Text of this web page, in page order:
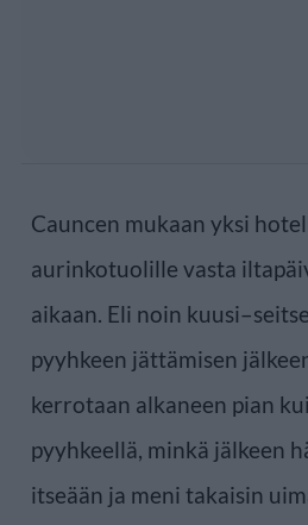
Cauncen mukaan yksi
aurinkotuolille vasta
aikaan. Eli noin
pyyhkeen jättämisen
kerrotaan alkaneen pian
pyyhkeellä, minkä jälkeen
itseään ja meni takaisin